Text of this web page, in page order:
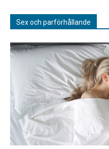
Sex och parförhållande